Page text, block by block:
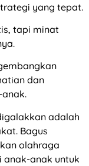
yang tepat.
tapi minat
dan
adalah
Bagus
olahraga
anak-anak untuk